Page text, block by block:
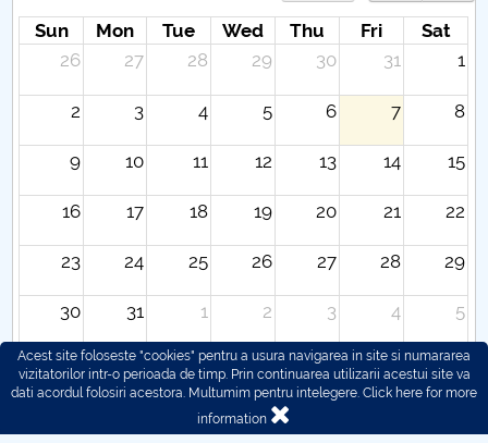
Sun Mon Tue Wed Thu Fri
Sat
26
27 28 29 30 31 1
2 3 4 5 6 7 8
9 10 11 12 13 14 15
16 17 18 19 20 21 22
23 24 25 26 27 28 29
30 31 1 2 3 4 5
Acest site foloseste "cookies" pentru a usura navigarea in site si numararea
vizitatorilor intr-o perioada de timp. Prin continuarea utilizarii acestui site va
dati acordul folosiri acestora. Multumim pentru intelegere. Click here for more
information